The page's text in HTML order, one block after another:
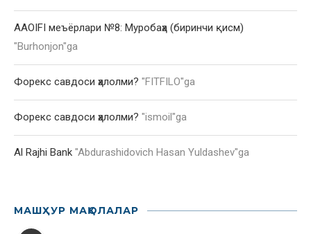
AAOIFI меъёрлари №8: Муробаҳа (биринчи қисм)
"Burhonjon"ga
Форекс савдоси ҳалолми? "FITFILO"ga
Форекс савдоси ҳалолми? "ismoil "ga
Al Rajhi Bank "Abdurashidovich Hasan Yuldashev"ga
МАШҲУР МАҚОЛАЛАР